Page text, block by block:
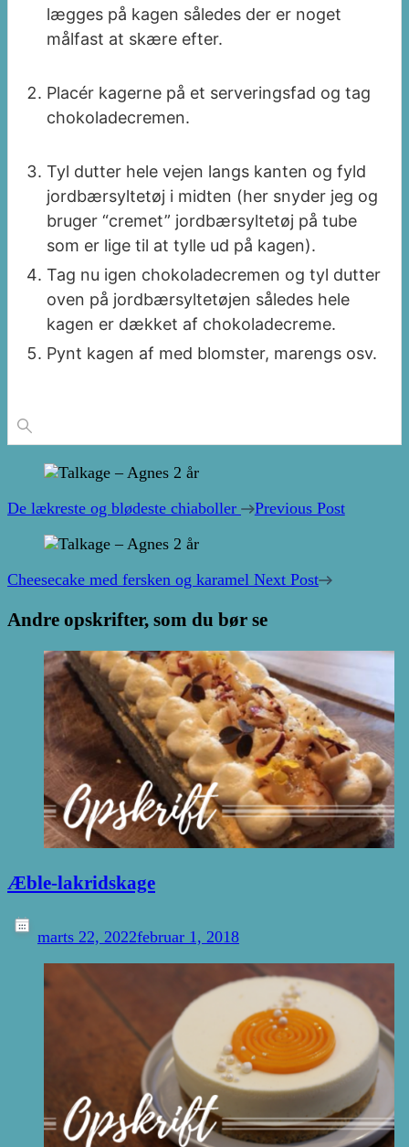
lægges på kagen således der er noget
målfast at skære efter.
Placér kagerne på et serveringsfad og tag
chokoladecremen.
Tyl dutter hele vejen langs kanten og fyld
jordbærsyltetøj i midten (her snyder jeg og
bruger “cremet” jordbærsyltetøj på tube
som er lige til at tylle ud på kagen).
Tag nu igen chokoladecremen og tyl dutter
oven på jordbærsyltetøjen således hele
kagen er dækket af chokoladecreme.
Pynt kagen af med blomster, marengs osv.
Post
Navigation
De lækreste og blødeste chiaboller Previous Post
Cheesecake med fersken og karamel Next Post
Andre opskrifter, som du bør se
Æble-lakridskage
marts 22, 2022februar 1, 2018